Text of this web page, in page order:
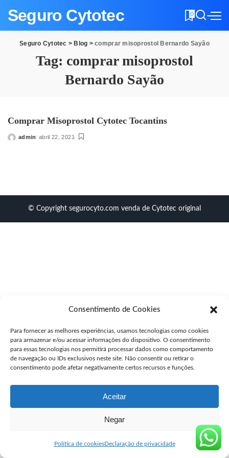
Consentimento de Cookies
Para fornecer as melhores experiências, usamos tecnologias como cookies
para armazenar e/ou acessar informações do dispositivo. O consentimento
para essas tecnologias nos permitirá processar dados como comportamento
de navegação ou IDs exclusivos neste site. Não consentir ou retirar o
consentimento pode afetar negativamente certos recursos e funções.
Aceitar
Negar
Política de cookiesDeclaração de privacidade
Seguro Cytotec 0
Seguro Cytotec > Blog >comprar misoprostol Bernardo Sayão
Tag: comprar misoprostol
Bernardo Sayão
Comprar Misoprostol Cytotec Tocantins
Posted
admin abril 22, 2021
© Copyright segurocyto.com venda de Cytotec original